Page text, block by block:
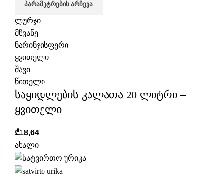
ᲞᲐᲠᲐᲛᲔᲢᲠᲔᲑᲘᲡ ᲐᲠᲩᲔᲕᲐ
ლურჯი
მწვანე
ნარინჯისფერი
ყვითელი
შავი
წითელი
საყიდლების კალათა 20 ლიტრი –
ყვითელი
₾18,64
ახალი